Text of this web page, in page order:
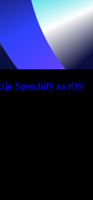
Speechify za iOS